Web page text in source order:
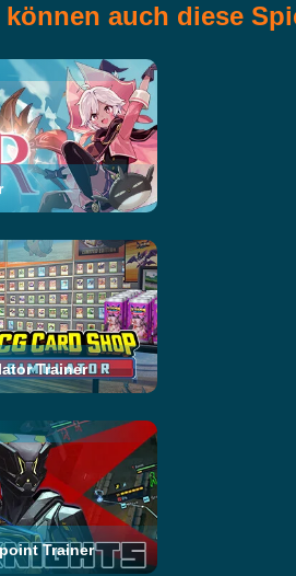
können auch diese
Trainer
Trainer